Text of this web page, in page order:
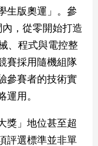
生版奧運」。參
，從零開始打造
、程式與電控整
賽採用隨機組隊
參賽者的技術實
運用。
獎」地位甚至超
評選標準並非單